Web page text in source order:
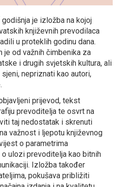
godišnja je izložba na kojoj
književnih prevodilaca
u proteklih godinu dana.
je od važnih čimbenika za
i drugih svjetskih kultura, ali
nepriznati kao autori,
prijevod, tekst
prevoditelja te osvrt na
taj nedostatak i skrenuti
važnost i ljepotu književnog
o parametrima
ulozi prevoditelja kao bitnih
Izložba također
pokušava približiti